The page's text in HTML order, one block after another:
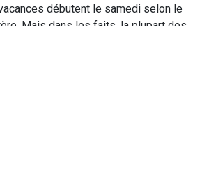
débutent le samedi selon le
Mais dans les faits, la plupart des